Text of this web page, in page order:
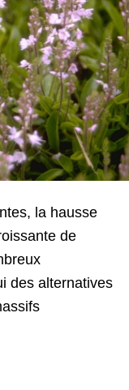
la hausse
de
des alternatives